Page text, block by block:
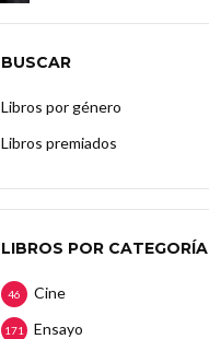
BUSCAR
Libros por género
Libros premiados
LIBROS POR CATEGORÍA
Cine
46
Ensayo
171